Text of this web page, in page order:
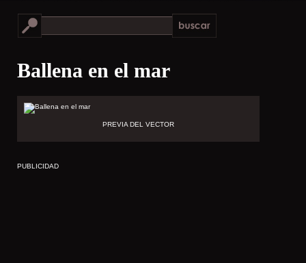
Ballena en el mar
PREVIA DEL VECTOR
PUBLICIDAD